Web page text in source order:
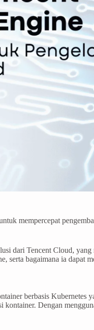
mempercepat
dari Tencent Cloud,
serta bagaimana ia
berbasis Kubernetes
kontainer. Dengan